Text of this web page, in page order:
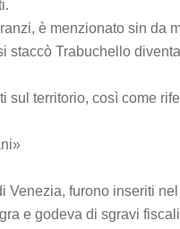
è menzionato sin da
Trabuchello
sul territorio, così come
furono inseriti
e godeva di sgravi